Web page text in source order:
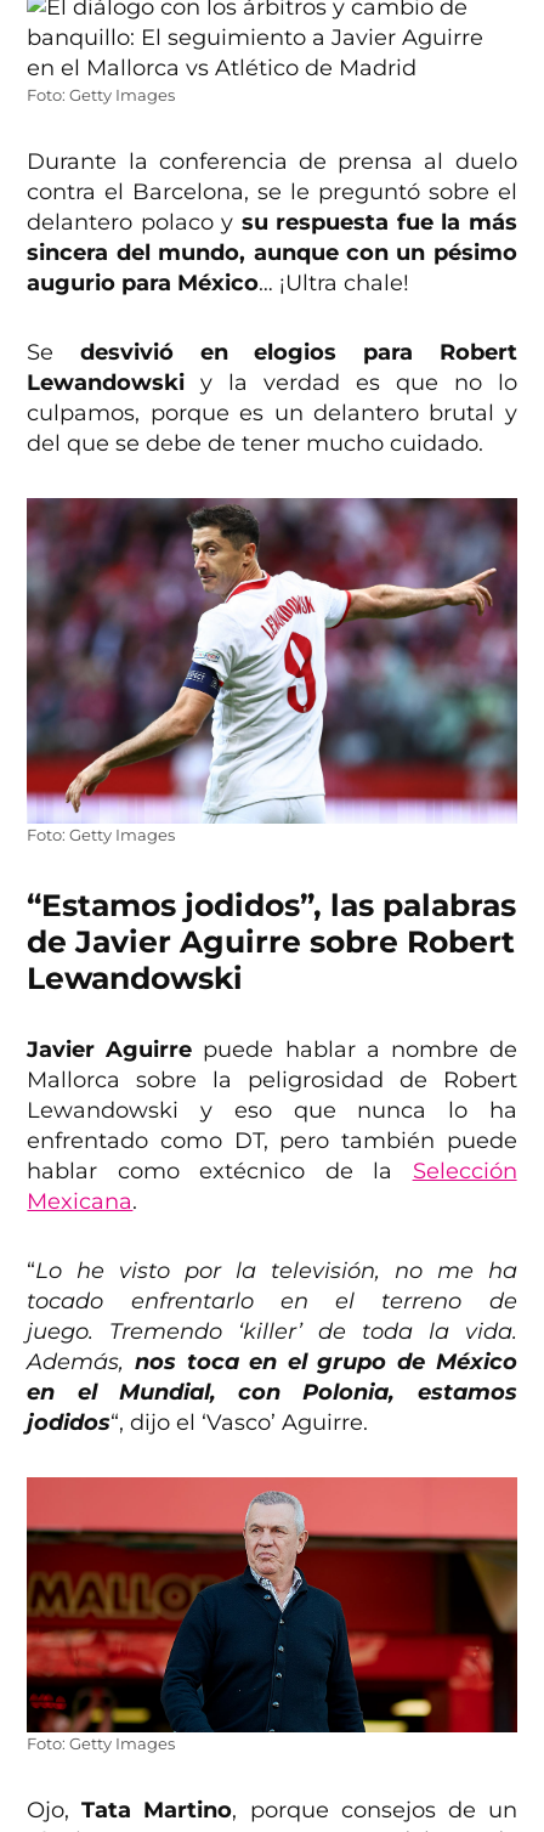
Foto: Getty Images
Durante la conferencia de prensa al duelo
contra el Barcelona, se le preguntó sobre el
delantero polaco y su respuesta fue la más
sincera del mundo, aunque con un pésimo
augurio para México… ¡Ultra chale!
Sedesvivió en elogios para Robert
Lewandowskiy la verdad es que no lo
culpamos, porque es un delantero brutal y
del que se debe de tener mucho cuidado.
Foto: Getty Images
“Estamos jodidos”, las palabras
de Javier Aguirre sobre Robert
Lewandowski
Javier Aguirre puede hablar a nombre de
Mallorca sobre la peligrosidad de Robert
Lewandowski y eso que nunca lo ha
enfrentado como DT, pero también puede
hablar como extécnico de la Selección
Mexicana.
“Lo he visto por la televisión, no me ha
tocado enfrentarlo en el terreno de
juego. Tremendo ‘killer’ de toda la vida.
Además,nos toca en el grupo de México
en el Mundial, con Polonia, estamos
jodidos“, dijo el ‘Vasco’ Aguirre.
Foto: Getty Images
Ojo,Tata Martino, porque consejos de un